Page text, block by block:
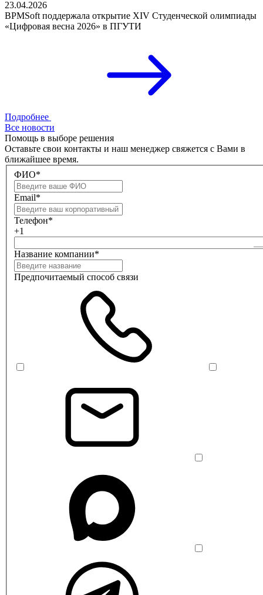
23.04.2026
BPMSoft поддержала открытие XIV Студенческой олимпиады
«Цифровая весна 2026» в ПГУТИ
Подробнее
Все новости
Помощь в выборе решения
Оставьте свои контакты и наш менеджер свяжется с Вами в
ближайшее время.
ФИО*
Email*
Телефон*
+1
Название компании*
Предпочитаемый способ связи